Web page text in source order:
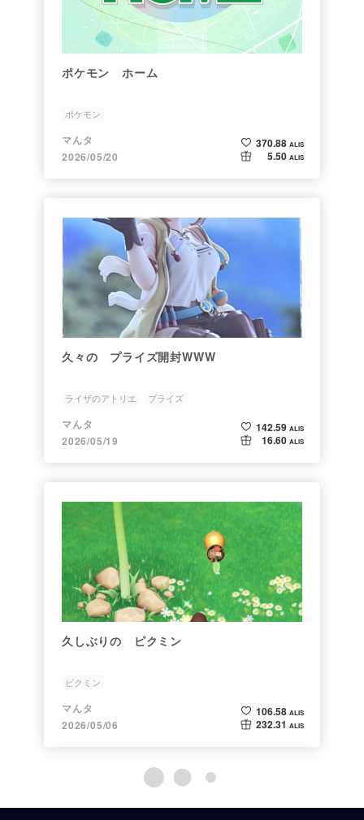
ポケモン ホーム
ポケモン
マんタ
2026/05/20
370.88 ALIS
5.50 ALIS
久々の プライズ開封WWW
ライザのアトリエ プライズ
マんタ
2026/05/19
142.59 ALIS
16.60 ALIS
久しぶりの ピクミン
ピクミン
マんタ
2026/05/06
106.58 ALIS
232.31 ALIS